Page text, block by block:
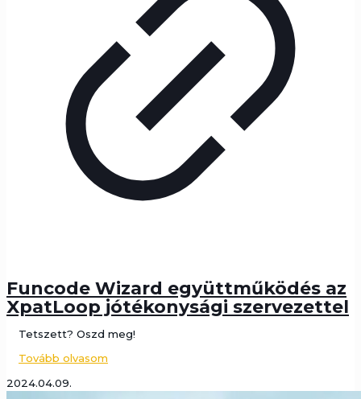
Funcode Wizard együttműködés az
XpatLoop jótékonysági szervezettel
Tetszett? Oszd meg!
Tovább olvasom
2024.04.09.